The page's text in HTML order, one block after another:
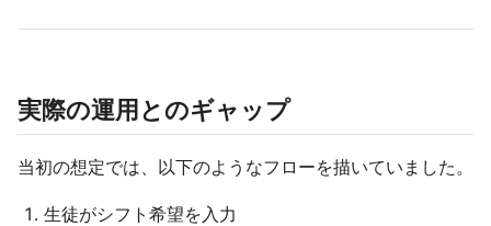
実際の運用とのギャップ
当初の想定では、以下のようなフローを描いていました。
生徒がシフト希望を入力